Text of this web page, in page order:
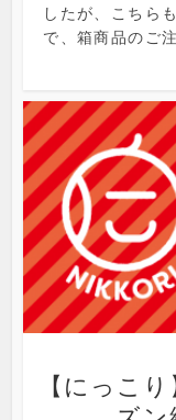
したが、こちら
で、箱商品のご
【にっこ